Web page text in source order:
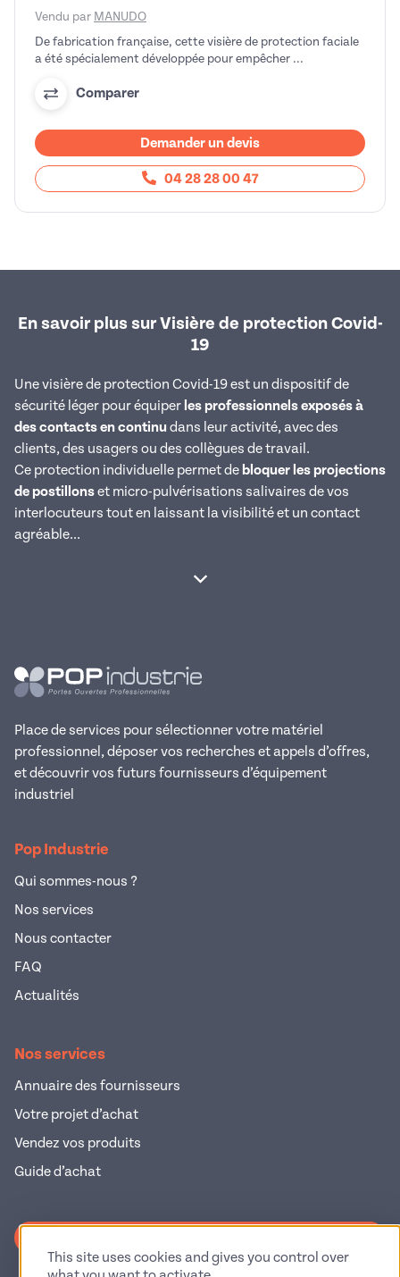
Vendu par MANUDO
De fabrication française, cette visière de protection faciale
a été spécialement développée pour empêcher ...
Comparer
Demander un devis
04 28 28 00 47
En savoir plus sur Visière de protection Covid-
19
Une visière de protection Covid-19 est un dispositif de
sécurité léger pour équiper les professionnels exposés à
des contacts en continu dans leur activité, avec des
clients, des usagers ou des collègues de travail.
Ce protection individuelle permet de bloquer les projections
de postillonset micro-pulvérisations salivaires de vos
interlocuteurs tout en laissant la visibilité et un contact
agréable...
Afficher la suite
Place de services pour sélectionner votre matériel
professionnel, déposer vos recherches et appels d’offres,
et découvrir vos futurs fournisseurs d’équipement
industriel
Pop Industrie
Qui sommes-nous ?
Nos services
Nous contacter
FAQ
Actualités
Nos services
Annuaire des fournisseurs
Votre projet d’achat
Vendez vos produits
Guide d’achat
This site uses cookies and gives you control over